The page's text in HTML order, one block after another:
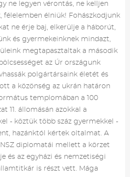
ne legyen vérontás, ne kelljen
élniük! Fohászkodjunk
ne érje baj, elkerülje a háborút,
és gyermekeinknek mindazt,
megtapasztaltak a második
az Úr országunk
polgártársaink életét és
a közönség az ukrán határon
templomában a 100
11. állomásán azokkal a
- köztük több száz gyermekkel -
hazánktól kértek oltalmat. A
diplomatái mellett a körzet
és az egyházi és nemzetiségi
is részt vett. Mága